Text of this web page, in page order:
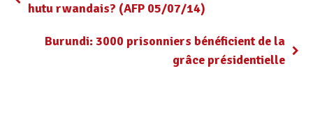
hutu rwandais? (AFP 05/07/14)
Burundi: 3000 prisonniers bénéficient de la
grâce présidentielle